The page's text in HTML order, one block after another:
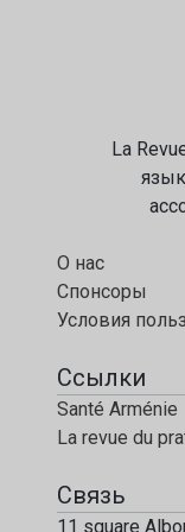
La
О нас
Спонсоры
Условия
Ссылки
Santé Arménie
La revue du
Связь
11 square